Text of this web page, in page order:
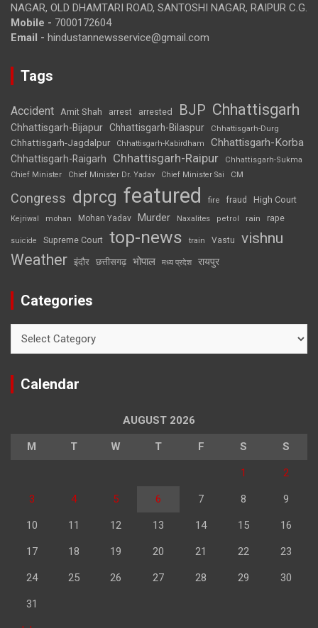
NAGAR, OLD DHAMTARI ROAD, SANTOSHI NAGAR, RAIPUR C.G.
Mobile - 7000172604
Email - hindustannewsservice@gmail.com
Tags
Accident Amit Shah arrest arrested BJP Chhattisgarh
Chhattisgarh-Bijapur Chhattisgarh-Bilaspur Chhattisgarh-Durg
Chhattisgarh-Jagdalpur Chhattisgarh-Kabirdham Chhattisgarh-Korba
Chhattisgarh-Raigarh Chhattisgarh-Raipur
Chhattisgarh-Sukma
Chief Minister
Chief Minister Dr. Yadav Chief Minister Sai CM
Congress dprcg featured fire fraud High Court
Kejriwal mohan Mohan Yadav Murder Naxalites petrol rain rape
suicide Supreme Court top-news train Vastu vishnu
Weather इंदौर छत्तीसगढ़ भोपाल मध्य प्रदेश रायपुर
Categories
Calendar
AUGUST 2026
M T W T F S S
1 2
3 4 5 6 7 8 9
10 11 12 13 14 15 16
17 18 19 20 21 22 23
24 25 26 27 28 29 30
31